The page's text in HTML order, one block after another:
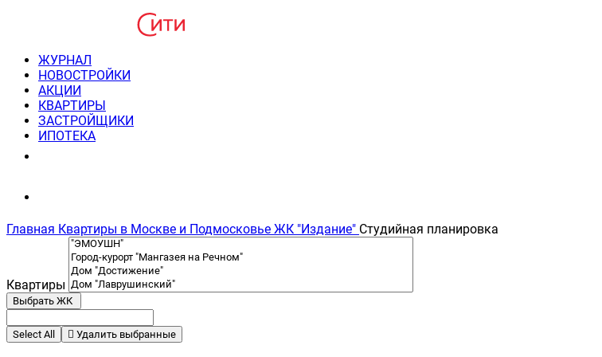
ЖУРНАЛ
НОВОСТРОЙКИ
АКЦИИ
КВАРТИРЫ
ЗАСТРОЙЩИКИ
ИПОТЕКА
Главная Квартиры в Москве и Подмосковье ЖК "Издание" Студийная планировка
Квартиры
Выбрать ЖК
Select All Удалить выбранные